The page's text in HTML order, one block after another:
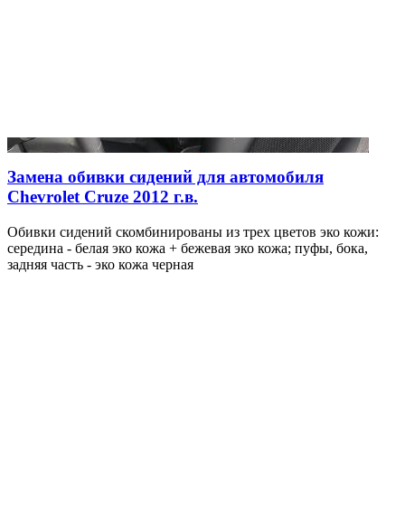
Замена обивки сидений для автомобиля
Chevrolet Cruze 2012 г.в.
Обивки сидений скомбинированы из трех цветов эко кожи:
середина - белая эко кожа + бежевая эко кожа; пуфы, бока,
задняя часть - эко кожа черная